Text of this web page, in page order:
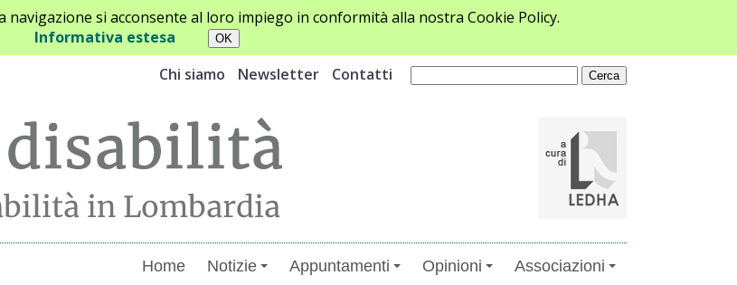
si acconsente al loro impiego in conformità alla nostra Cookie Policy.
Informativa estesa
Chi siamo
Newsletter Contatti
Home Notizie Appuntamenti Opinioni Associazioni